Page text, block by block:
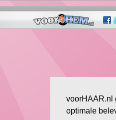
voorHAAR.nl
optimale